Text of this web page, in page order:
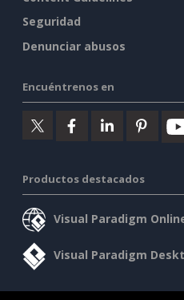
Seguridad
Denunciar abusos
Encuéntrenos en
Productos destacados
Visual Paradigm
Visual Paradigm